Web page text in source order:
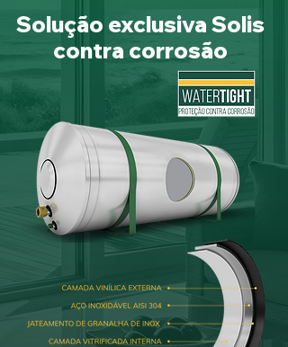
Solução exclusiva Solis
contra corrosão